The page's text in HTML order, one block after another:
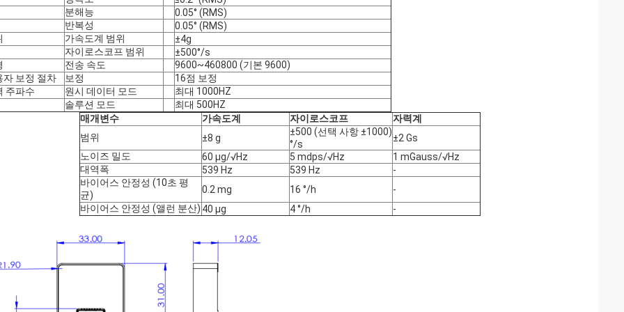
분해능
0.05° (RMS)
반복성
0.05° (RMS)
가속도계 범위
±4g
자이로스코프 범위
±500°/s
전송 속도
9600~460800 (기본 9600)
자 보정 절차
보정
16점 보정
주파수
원시 데이터 모드
최대 1000HZ
솔루션 모드
최대 500HZ
매개변수
가속도계 자이로스코프
자력계
범위
±8 g
±500 (선택 사항 ±1000)
°/s
±2 Gs
노이즈 밀도
60 µg/√Hz 5 mdps/√Hz
1 mGauss/√Hz
대역폭
539 Hz 539 Hz
-
바이어스 안정성 (10초 평
균)
0.2 mg 16 °/h
-
바이어스 안정성 (앨런 분산) 40 µg 4 °/h -